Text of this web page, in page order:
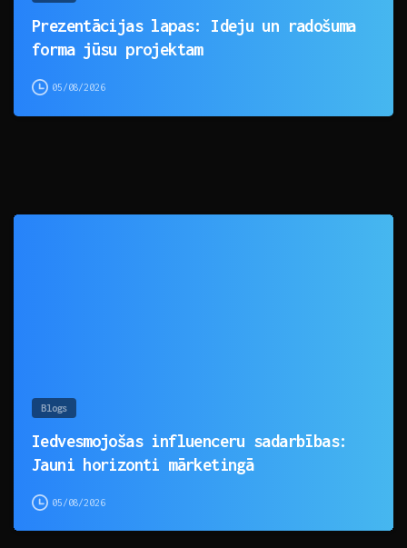
Prezentācijas lapas: Ideju un radošuma
forma jūsu projektam
05/08/2026
Blogs
Iedvesmojošas influenceru sadarbības:
Jauni horizonti mārketingā
05/08/2026